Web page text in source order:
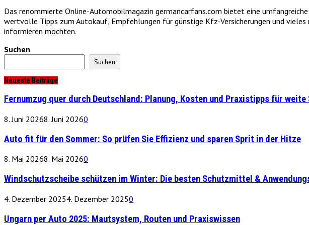
Das renommierte Online-Automobilmagazin germancarfans.com bietet eine
wertvolle Tipps zum Autokauf, Empfehlungen für günstige Kfz-Versicherungen und
informieren möchten.
Suchen
Suchen
Neueste Beiträge
Fernumzug quer durch Deutschland: Planung, Kosten und Praxistipps für weite
8. Juni 20268. Juni 20260
Auto fit für den Sommer: So prüfen Sie Effizienz und sparen Sprit in der Hitze
8. Mai 20268. Mai 20260
Windschutzscheibe schützen im Winter: Die besten Schutzmittel &
4. Dezember 20254. Dezember 20250
Ungarn per Auto 2025: Mautsystem, Routen und Praxiswissen